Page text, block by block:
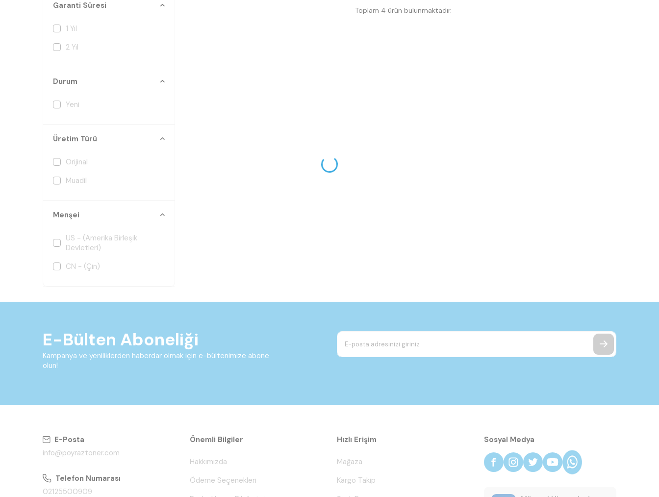
Garanti Süresi
1 Yıl
2 Yıl
Durum
Yeni
Üretim Türü
Orijinal
Muadil
Menşei
US - (Amerika Birleşik
Devletleri)
CN - (Çin)
Toplam 4 ürün bulunmaktadır.
E-Bülten Aboneliği
Kampanya ve yeniliklerden haberdar olmak için e-bültenimize abone
olun!
E-Posta
info@poyraztoner.com
Telefon Numarası
02125500909
Önemli Bilgiler
Hakkımızda
Ödeme Seçenekleri
Hızlı Erişim
Mağaza
Kargo Takip
Sosyal Medya